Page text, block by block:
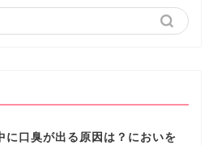
に口臭が出る原因は？においを